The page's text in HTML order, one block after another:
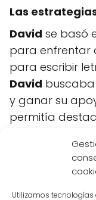
Utilizamos
Las
David se basó
para enfrentar
para escribir
David
y ganar su
permitía
Otro aspecto
Davidfue su